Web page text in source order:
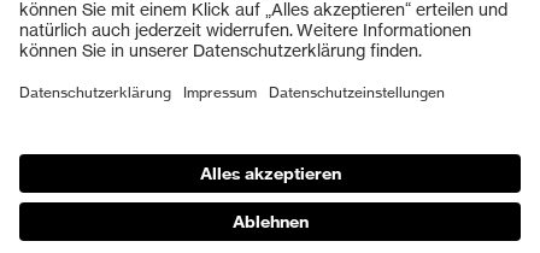
AGBs Einkaufsbedingungen Vertriebsbedingungen Impressum